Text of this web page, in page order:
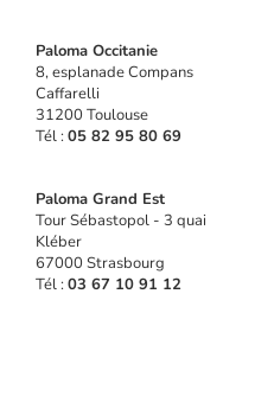
Paloma Occitanie
8, esplanade Compans
Caffarelli
31200 Toulouse
Tél : 05 82 95 80 69
Paloma Grand Est
Tour Sébastopol - 3 quai
Kléber
67000 Strasbourg
Tél : 03 67 10 91 12